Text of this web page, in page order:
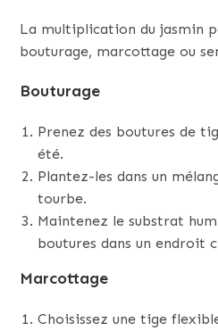
La multiplication du jasmin
bouturage, marcottage ou
Bouturage
Prenez des boutures de
été.
Plantez-les dans un
tourbe.
Maintenez le substrat
boutures dans un endroit
Marcottage
Choisissez une tige